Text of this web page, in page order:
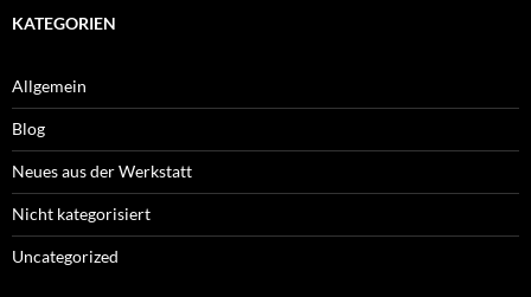
KATEGORIEN
Allgemein
Blog
Neues aus der Werkstatt
Nicht kategorisiert
Uncategorized